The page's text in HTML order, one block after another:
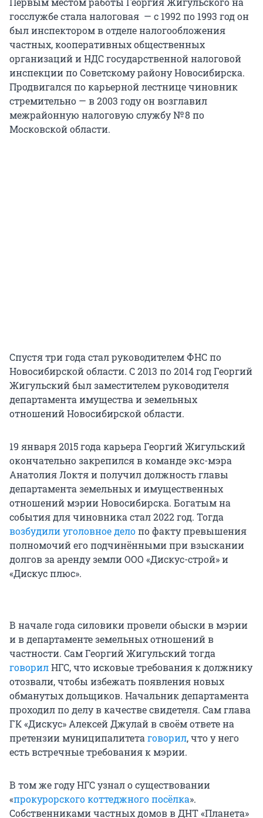
госслужбе стала налоговая — с 1992 по 1993 год он
был инспектором в отделе налогообложения
частных, кооперативных общественных
организаций и НДС государственной налоговой
инспекции по Советскому району Новосибирска.
Продвигался по карьерной лестнице чиновник
стремительно — в 2003 году он возглавил
межрайонную налоговую службу № 8 по
Московской области.
Спустя три года стал руководителем ФНС по
Новосибирской области. С 2013 по 2014 год Георгий
Жигульский был заместителем руководителя
департамента имущества и земельных
отношений Новосибирской области.
19 января 2015 года карьера Георгий Жигульский
окончательно закрепился в команде экс-мэра
Анатолия Локтя и получил должность главы
департамента земельных и имущественных
отношений мэрии Новосибирска. Богатым на
события для чиновника стал 2022 год. Тогда
возбудили уголовное делопо факту превышения
полномочий его подчинёнными при взыскании
долгов за аренду земли ООО «Дискус-строй» и
«Дискус плюс».
В начале года силовики провели обыски в мэрии
и в департаменте земельных отношений в
частности. Сам Георгий Жигульский тогда
говорилНГС, что исковые требования к должнику
отозвали, чтобы избежать появления новых
обманутых дольщиков. Начальник департамента
проходил по делу в качестве свидетеля. Сам глава
ГК «Дискус» Алексей Джулай в своём ответе на
претензии муниципалитета говорил, что у него
есть встречные требования к мэрии.
В том же году НГС узнал о существовании
«прокурорского коттеджного посёлка».
Собственниками частных домов в ДНТ «Планета»